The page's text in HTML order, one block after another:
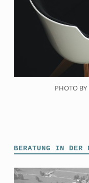
PHOTO BY
BERATUNG IN DER